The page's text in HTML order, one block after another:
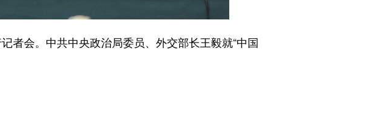
会。中共中央政治局委员、外交部长王毅就“中国